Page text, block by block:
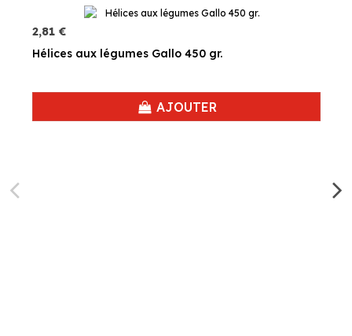
2,81 €
Hélices aux légumes Gallo 450 gr.
AJOUTER